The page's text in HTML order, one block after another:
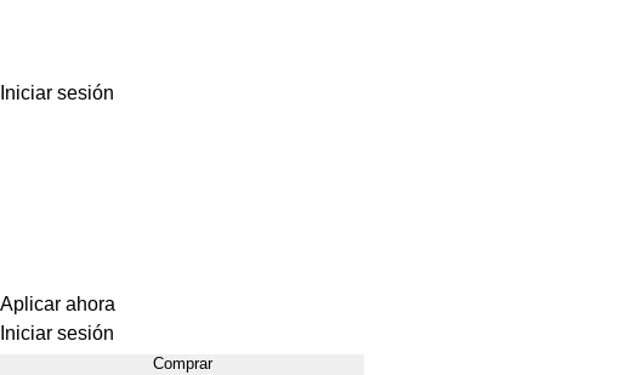
Iniciar sesión
Aplicar ahora
Iniciar sesión
Comprar